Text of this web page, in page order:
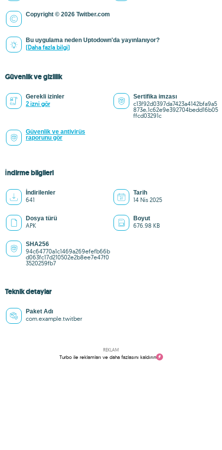
Copyright © 2026 Twitber.com
Bu uygulama neden Uptodown'da yayınlanıyor?
(Daha fazla bilgi)
Güvenlik ve gizlilik
Gerekli izinler
2 izni gör
Sertifika imzası
c13f92d0397da7423a4142bfa9a5
873e,1c62e9e392704bedd16b05
ffcd03291c
Güvenlik ve antivirüs
raporunu gör
İndirme bilgileri
İndirilenler
641
Tarih
14 Nis 2025
Dosya türü
APK
Boyut
676.98 KB
SHA256
94c64770a1c1469a269efefb66b
d063fc17d210502e2b8ee7e47f0
3520259fb7
Teknik detaylar
Paket Adı
com.example.twitber
REKLAM
Turbo ile reklamları ve daha fazlasını kaldırın